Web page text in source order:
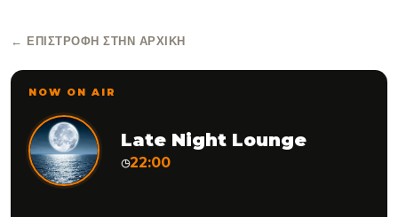
← ΕΠΙΣΤΡΟΦΉ ΣΤΗΝ ΑΡΧΙΚΉ
NOW ON AIR
Late Night Lounge
◷22:00